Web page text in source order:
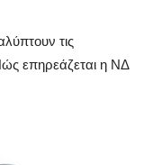
τις
επηρεάζεται η ΝΔ